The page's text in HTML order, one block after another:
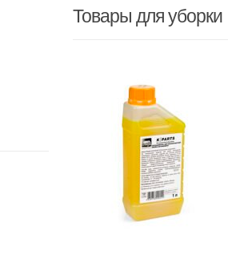
Товары для уборки